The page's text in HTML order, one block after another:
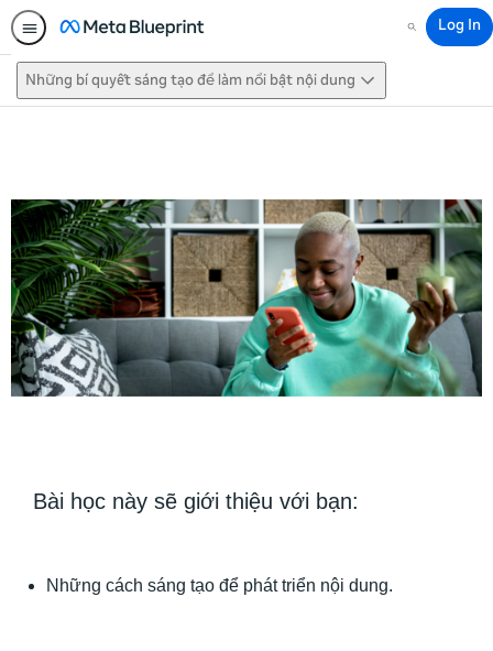
Search
Log In
Những bí quyết sáng tạo để làm nổi bật nội dung
Bài học này sẽ giới thiệu với bạn:
Những cách sáng tạo để phát triển nội dung.